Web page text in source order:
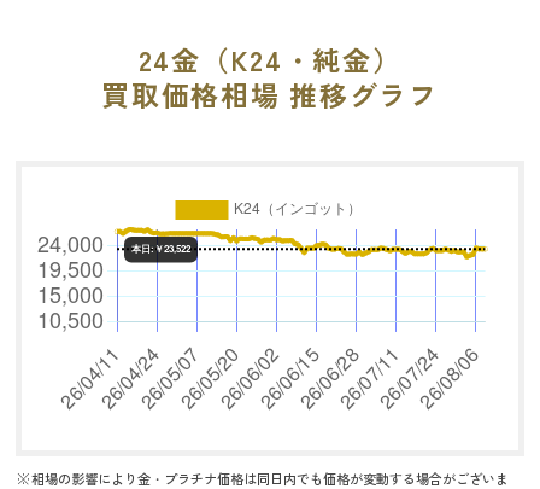
24金（K24・純金）
買取価格相場 推移グラフ
相場の影響により金・プラチナ価格は同日内でも価格が変動する場合がございま